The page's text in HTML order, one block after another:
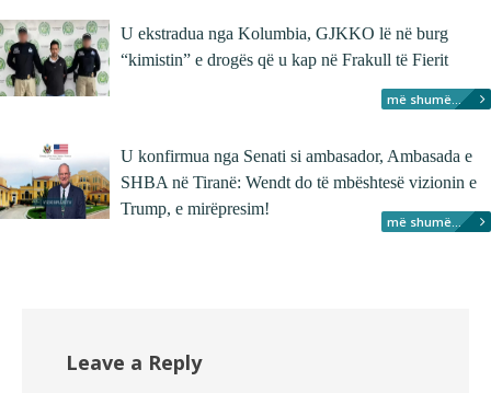
U ekstradua nga Kolumbia, GJKKO lë në burg
“kimistin” e drogës që u kap në Frakull të Fierit
më shumë...
U konfirmua nga Senati si ambasador, Ambasada e
SHBA në Tiranë: Wendt do të mbështesë vizionin e
Trump, e mirëpresim!
më shumë...
Leave a Reply